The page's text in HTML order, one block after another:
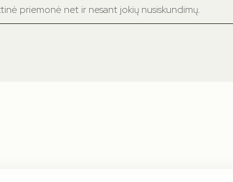
priemonė net ir nesant jokių nusiskundimų.